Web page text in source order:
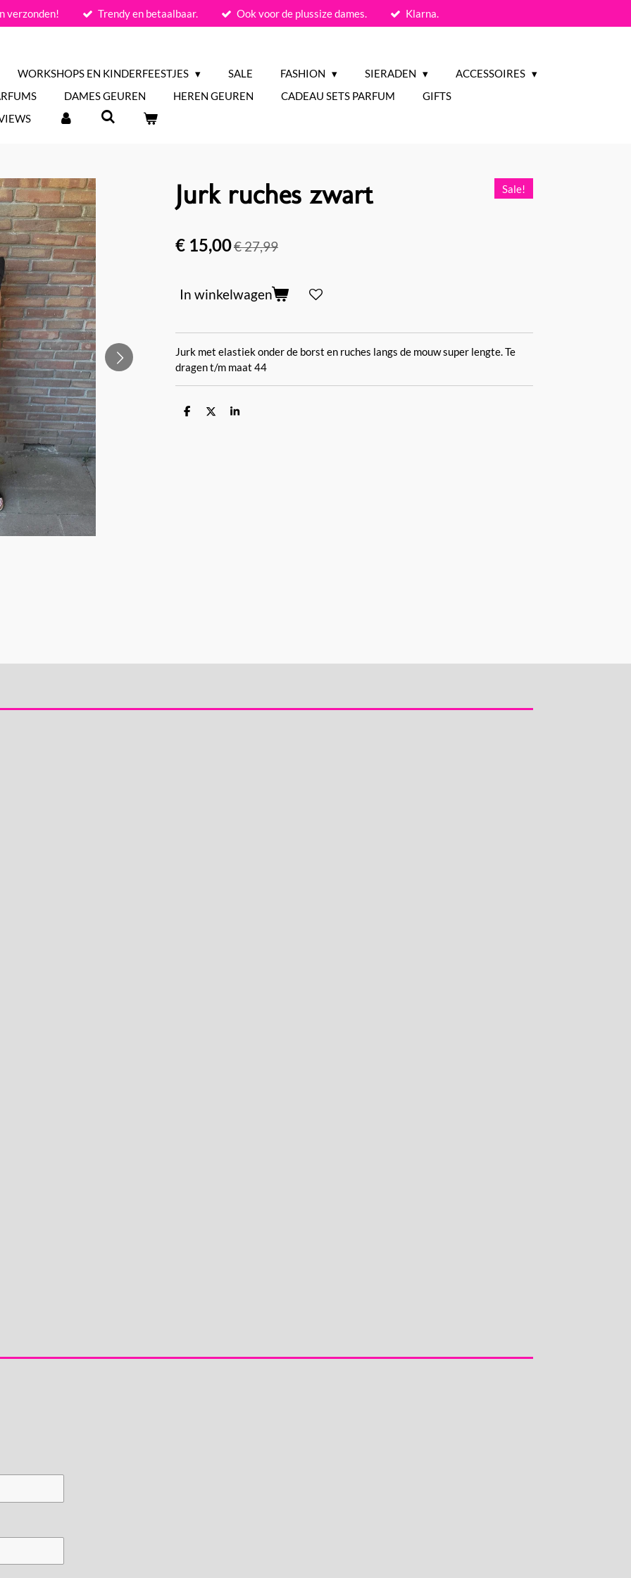
verzonden! Trendy en betaalbaar. Ook voor de plussize dames. Klarna.
WORKSHOPS EN KINDERFEESTJES SALE FASHION SIERADEN
ACCESSOIRES
DAMES GEUREN HEREN GEUREN CADEAU SETS PARFUM
GIFTS
Jurk ruches zwart Sale!
€ 15,00€ 27,99
In winkelwagen
Jurk met elastiek onder de borst en ruches langs de mouw super lengte. Te
dragen t/m maat 44
D
D
S